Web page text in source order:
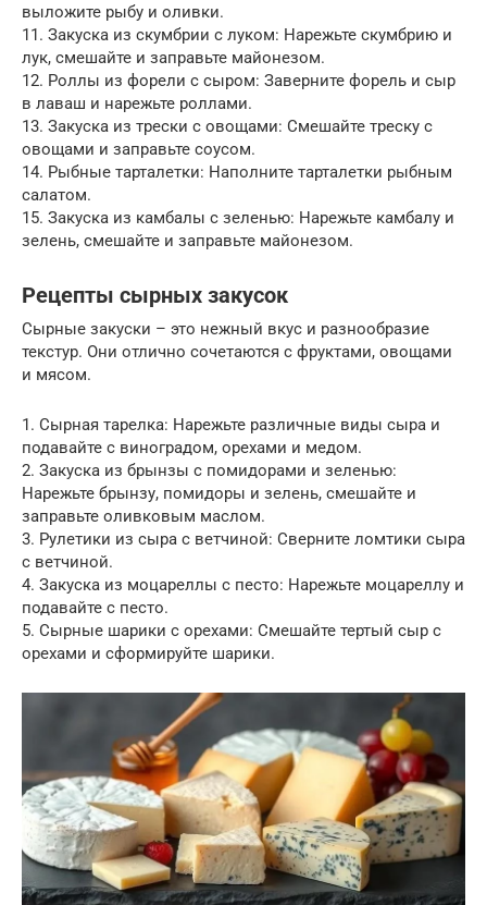
выложите рыбу и оливки.
11. Закуска из скумбрии с луком: Нарежьте скумбрию и
лук, смешайте и заправьте майонезом.
12. Роллы из форели с сыром: Заверните форель и сыр
в лаваш и нарежьте роллами.
13. Закуска из трески с овощами: Смешайте треску с
овощами и заправьте соусом.
14. Рыбные тарталетки: Наполните тарталетки рыбным
салатом.
15. Закуска из камбалы с зеленью: Нарежьте камбалу и
зелень, смешайте и заправьте майонезом.
Рецепты сырных закусок
Сырные закуски – это нежный вкус и разнообразие
текстур. Они отлично сочетаются с фруктами, овощами
и мясом.
1. Сырная тарелка: Нарежьте различные виды сыра и
подавайте с виноградом, орехами и медом.
2. Закуска из брынзы с помидорами и зеленью:
Нарежьте брынзу, помидоры и зелень, смешайте и
заправьте оливковым маслом.
3. Рулетики из сыра с ветчиной: Сверните ломтики сыра
с ветчиной.
4. Закуска из моцареллы с песто: Нарежьте моцареллу и
подавайте с песто.
5. Сырные шарики с орехами: Смешайте тертый сыр с
орехами и сформируйте шарики.